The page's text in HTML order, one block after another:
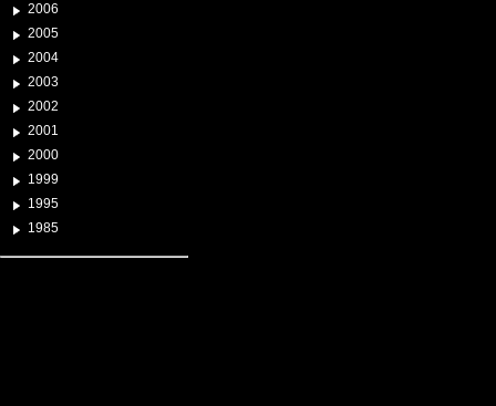
2006
2005
2004
2003
2002
2001
2000
1999
1995
1985